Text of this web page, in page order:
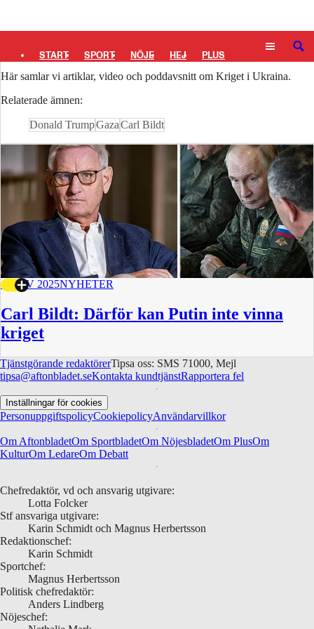
START SPORT NÖJE HEJ PLUS SÖK
Kriget i Ukraina
Här samlar vi artiklar, video och poddavsnitt om Kriget i Ukraina.
Relaterade ämnen:
Donald TrumpGazaCarl Bildt
4 NOV 2025NYHETER
Carl Bildt: Därför kan Putin inte vinna
kriget
Tjänstgörande redaktörerTipsa oss: SMS 71000, Mejl
tipsa@aftonbladet.seKontakta kundtjänstRapportera fel
Inställningar för cookies
PersonuppgiftspolicyCookiepolicyAnvändarvillkor
Om AftonbladetOm SportbladetOm NöjesbladetOm PlusOm
KulturOm LedareOm Debatt
Chefredaktör, vd och ansvarig utgivare:
Lotta Folcker
Stf ansvariga utgivare:
Karin Schmidt och Magnus Herbertsson
Redaktionschef:
Karin Schmidt
Sportchef:
Magnus Herbertsson
Politisk chefredaktör:
Anders Lindberg
Nöjeschef: